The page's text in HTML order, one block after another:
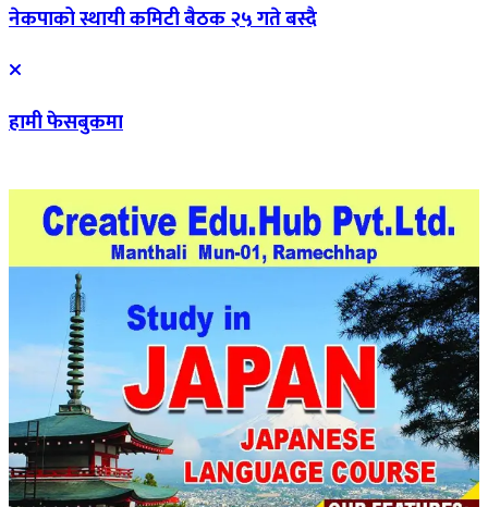
नेकपाको स्थायी कमिटी बैठक २५ गते बस्दै
हामी फेसबुकमा